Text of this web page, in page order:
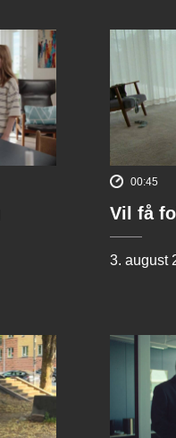
00:45
Vil få
3. august